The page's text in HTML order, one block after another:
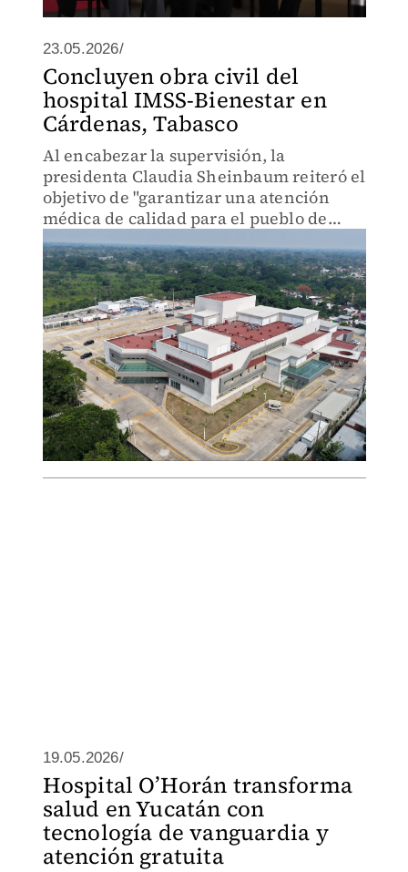
23.05.2026/
Concluyen obra civil del
hospital IMSS-Bienestar en
Cárdenas, Tabasco
Al encabezar la supervisión, la
presidenta Claudia Sheinbaum reiteró el
objetivo de "garantizar una atención
médica de calidad para el pueblo de
México".
19.05.2026/
Hospital O’Horán transforma
salud en Yucatán con
tecnología de vanguardia y
atención gratuita